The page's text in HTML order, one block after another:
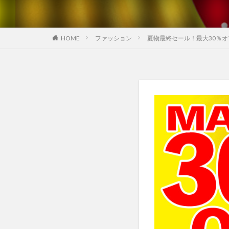
HOME ファッション 夏物最終セール！最大30％